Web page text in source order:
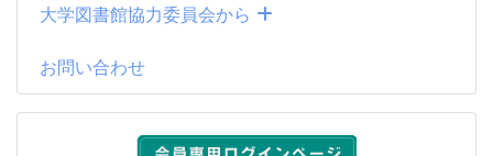
大学図書館協力委員会から
お問い合わせ